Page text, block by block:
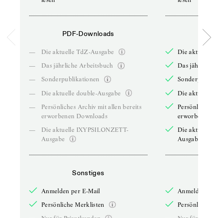
PDF-Downloads
—
Die aktuelle TdZ-Ausgabe
—
Das jährliche Arbeitsbuch
—
Sonderpublikationen
—
Die aktuelle double-Ausgabe
—
Persönliches Archiv mit allen bereits
erworbenen Downloads
—
Die aktuelle IXYPSILONZETT-
Ausgabe
Sonstiges
Anmelden per E-Mail
Persönliche Merklisten
Die aktuelle
Das jährliche
Die aktuelle
Persönliches
erworbenen
Die aktuelle
Ausgabe
Anmelden
Persönliche